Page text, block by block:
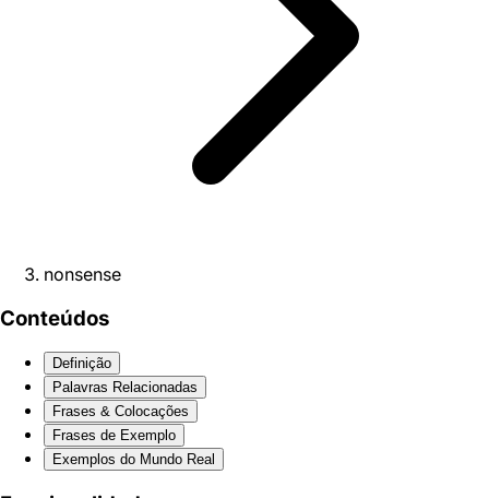
nonsense
Conteúdos
Definição
Palavras Relacionadas
Frases & Colocações
Frases de Exemplo
Exemplos do Mundo Real